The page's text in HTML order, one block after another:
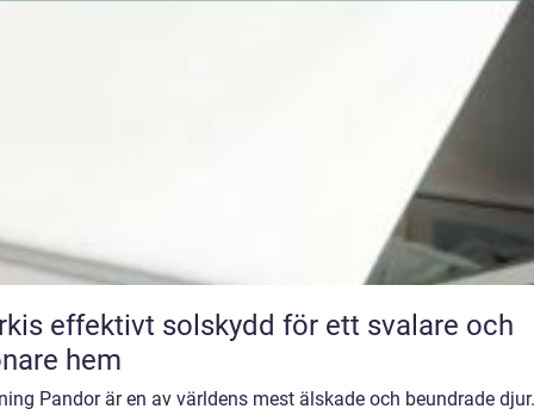
för ett svalare och
hem
Pandor är en av världens mest älskade och beundrade djur.